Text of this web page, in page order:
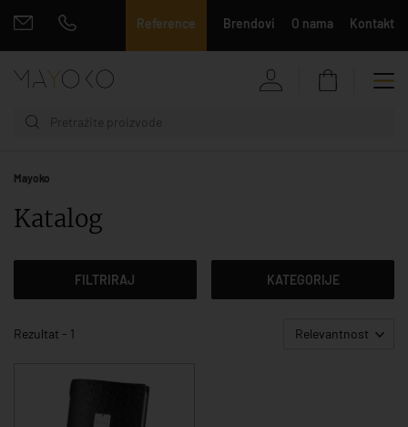
Reference Brendovi O nama Kontakt
Mayoko
Katalog
FILTRIRAJ KATEGORIJE
Rezultat - 1 Relevantnost